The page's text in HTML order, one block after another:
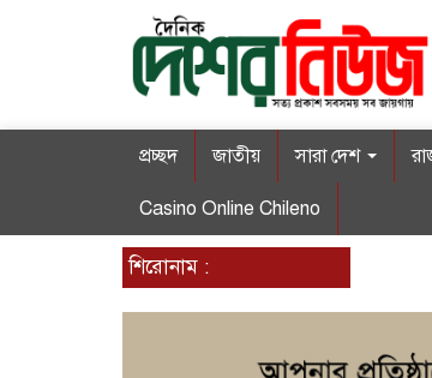
প্রচ্ছদ জাতীয় সারা দেশ
Casino Online Chileno
শিরোনাম :